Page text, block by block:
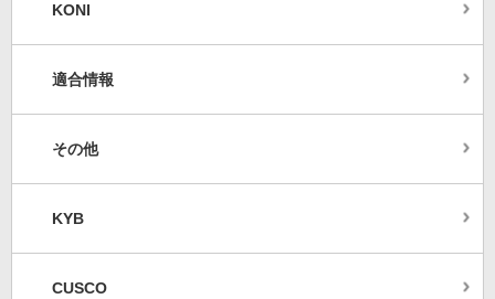
KONI
適合情報
その他
KYB
CUSCO